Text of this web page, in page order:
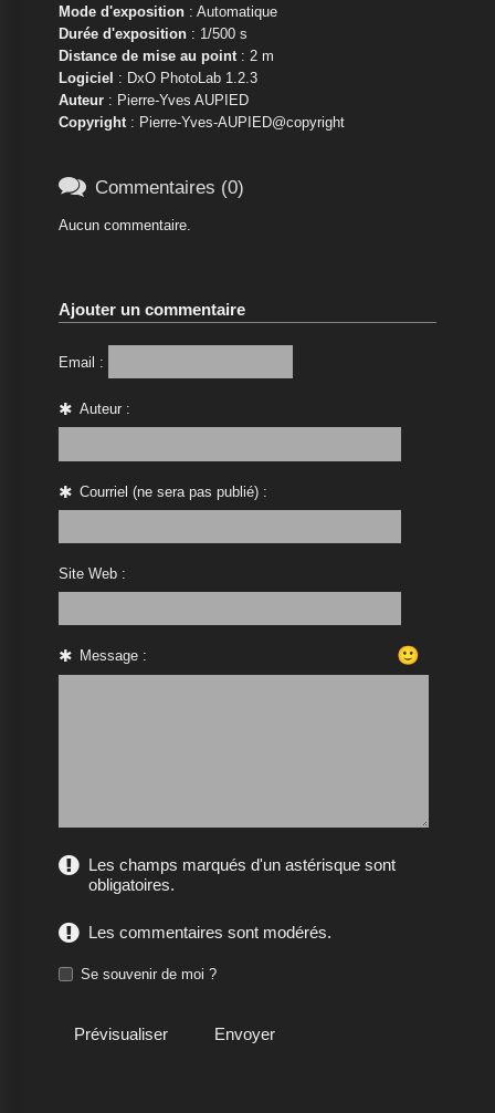
Mode d'exposition: Automatique
Durée d'exposition: 1/500 s
Distance de mise au point: 2 m
Logiciel : DxO PhotoLab 1.2.3
Auteur: Pierre-Yves AUPIED
Copyright: Pierre-Yves-AUPIED@copyright
 Commentaires (0)
Aucun commentaire.
Ajouter un commentaire
Email :
Auteur :
Courriel (ne sera pas publié) :
Site Web :
Message : 🙂
Les champs marqués d'un astérisque sont
obligatoires.
Les commentaires sont modérés.
Se souvenir de moi ?